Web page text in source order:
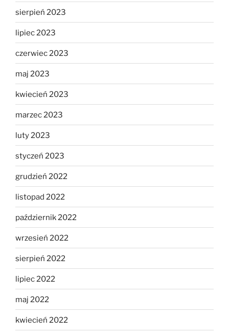
sierpień 2023
lipiec 2023
czerwiec 2023
maj 2023
kwiecień 2023
marzec 2023
luty 2023
styczeń 2023
grudzień 2022
listopad 2022
październik 2022
wrzesień 2022
sierpień 2022
lipiec 2022
maj 2022
kwiecień 2022